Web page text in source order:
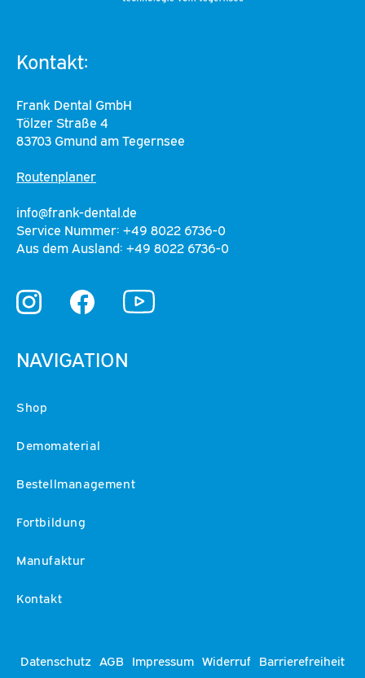
Kontakt:
Frank Dental GmbH
Tölzer Straße 4
83703 Gmund am Tegernsee
Routenplaner
info@frank-dental.de
Service Nummer: +49 8022 6736-0
Aus dem Ausland: +49 8022 6736-0
InstagramFacebook YouTube
NAVIGATION
Shop
Demomaterial
Bestellmanagement
Fortbildung
Manufaktur
Kontakt
Datenschutz AGB Impressum Widerruf Barrierefreiheit